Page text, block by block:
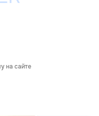
на сайте